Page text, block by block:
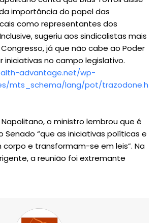
importância do papel das
como representantes dos
sugeriu aos sindicalistas mais
já que não cabe ao Poder
iniciativas no campo legislativo.
advantage.net/wp-
mts_schema/lang/pot/trazodone.h
o ministro lembrou que é
Senado “que as iniciativas políticas e
corpo e transformam-se em leis”. Na
a reunião foi extremante